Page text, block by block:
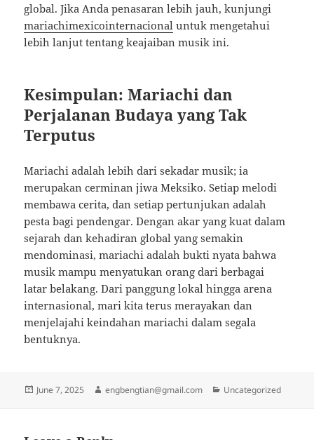
global. Jika Anda penasaran lebih jauh, kunjungi
mariachimexicointernacional untuk mengetahui
lebih lanjut tentang keajaiban musik ini.
Kesimpulan: Mariachi dan
Perjalanan Budaya yang Tak
Terputus
Mariachi adalah lebih dari sekadar musik; ia
merupakan cerminan jiwa Meksiko. Setiap melodi
membawa cerita, dan setiap pertunjukan adalah
pesta bagi pendengar. Dengan akar yang kuat dalam
sejarah dan kehadiran global yang semakin
mendominasi, mariachi adalah bukti nyata bahwa
musik mampu menyatukan orang dari berbagai
latar belakang. Dari panggung lokal hingga arena
internasional, mari kita terus merayakan dan
menjelajahi keindahan mariachi dalam segala
bentuknya.
Posted
June 7, 2025 Author
engbengtian@gmail.com Categories
Uncategorized